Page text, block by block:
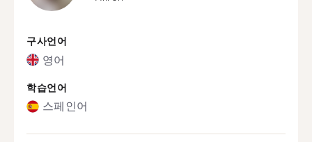
구사언어
영어
학습언어
스페인어